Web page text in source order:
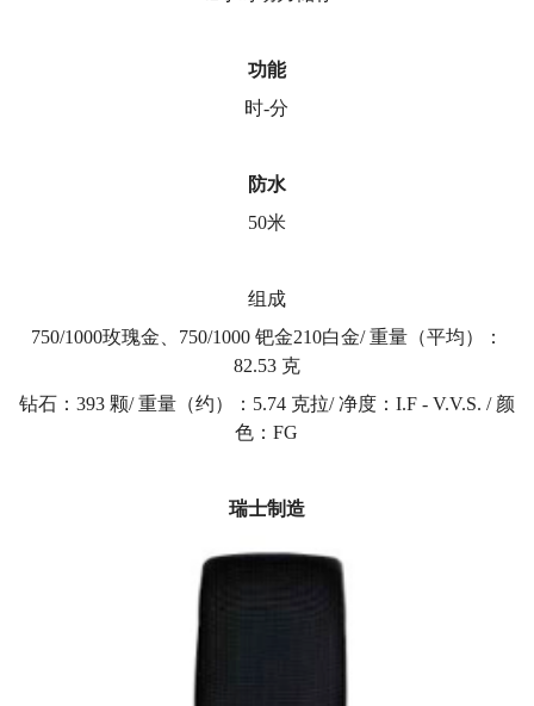
功能
时-分
防水
50米
组成
750/1000玫瑰金、750/1000 钯金210白金/ 重量（平均）：
82.53 克
钻石：393 颗/ 重量（约）：5.74 克拉/ 净度：I.F - V.V.S. / 颜
色：FG
瑞士制造